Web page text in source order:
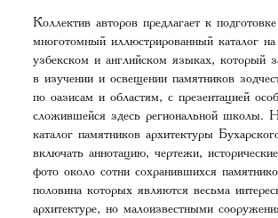
Коллектив авторов предлагает к
многотомный иллюстрированный каталог
узбекском и английском языках, который
в изучении и освещении памятников
по оазисам и областям, с презентацией
сложившейся здесь региональной школы.
каталог памятников архитектуры
включать аннотацию, чертежи,
фото около сотни сохранившихся
половина которых являются весьма
архитектуре, но малоизвестными